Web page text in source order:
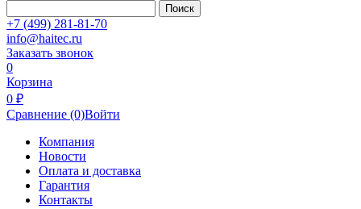
Поиск
+7 (499) 281-81-70
info@haitec.ru
Заказать звонок
0
Корзина
0 ₽
Сравнение (0)Войти
Компания
Новости
Оплата и доставка
Гарантия
Контакты